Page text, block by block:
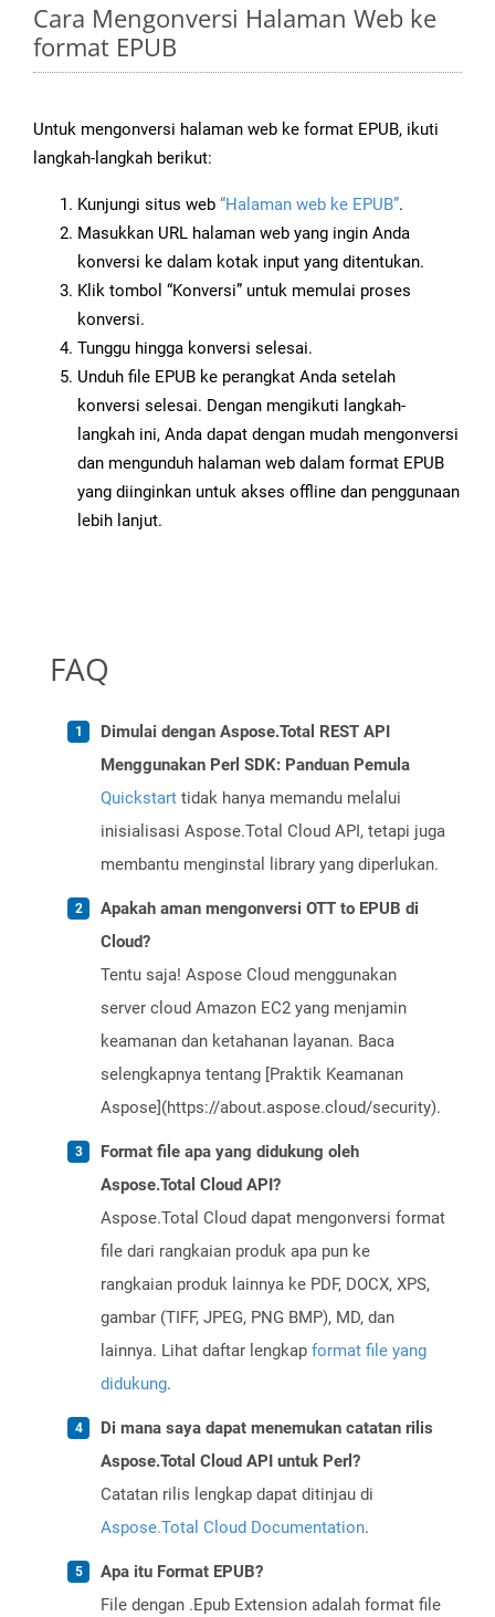
Cara Mengonversi Halaman Web ke
format EPUB
Untuk mengonversi halaman web ke format EPUB, ikuti
langkah-langkah berikut:
Kunjungi situs web “Halaman web ke EPUB”.
Masukkan URL halaman web yang ingin Anda
konversi ke dalam kotak input yang ditentukan.
Klik tombol “Konversi” untuk memulai proses
konversi.
Tunggu hingga konversi selesai.
Unduh file EPUB ke perangkat Anda setelah
konversi selesai. Dengan mengikuti langkah-
langkah ini, Anda dapat dengan mudah mengonversi
dan mengunduh halaman web dalam format EPUB
yang diinginkan untuk akses offline dan penggunaan
lebih lanjut.
FAQ
Dimulai dengan Aspose.Total REST API
Menggunakan Perl SDK: Panduan Pemula
Quickstart tidak hanya memandu melalui
inisialisasi Aspose.Total Cloud API, tetapi juga
membantu menginstal library yang diperlukan.
Apakah aman mengonversi OTT to EPUB di
Cloud?
Tentu saja! Aspose Cloud menggunakan
server cloud Amazon EC2 yang menjamin
keamanan dan ketahanan layanan. Baca
selengkapnya tentang [Praktik Keamanan
Aspose](https://about.aspose.cloud/security).
Format file apa yang didukung oleh
Aspose.Total Cloud API?
Aspose.Total Cloud dapat mengonversi format
file dari rangkaian produk apa pun ke
rangkaian produk lainnya ke PDF, DOCX, XPS,
gambar (TIFF, JPEG, PNG BMP), MD, dan
lainnya. Lihat daftar lengkap format file yang
didukung.
Di mana saya dapat menemukan catatan rilis
Aspose.Total Cloud API untuk Perl?
Catatan rilis lengkap dapat ditinjau di
Aspose.Total Cloud Documentation.
Apa itu Format EPUB?
File dengan .Epub Extension adalah format file